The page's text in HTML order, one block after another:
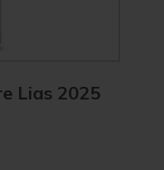
Lias 2025